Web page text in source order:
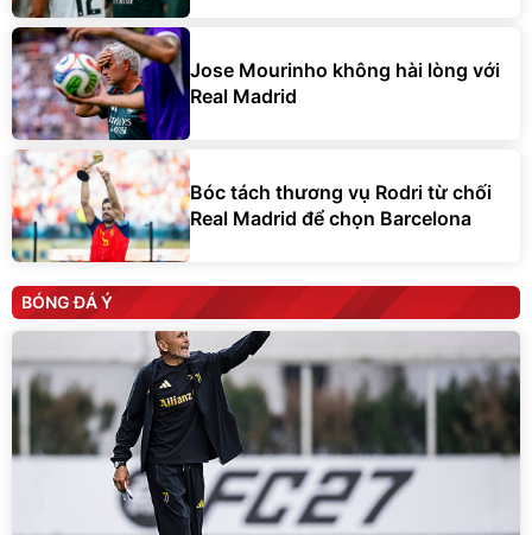
Jose Mourinho không hài lòng với
Real Madrid
Bóc tách thương vụ Rodri từ chối
Real Madrid để chọn Barcelona
BÓNG ĐÁ Ý